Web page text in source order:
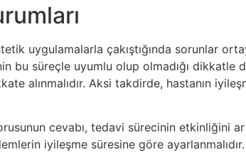
uygulamalarla çakıştığında sorunlar
bu süreçle uyumlu olup olmadığı dikkatle
alınmalıdır. Aksi takdirde, hastanın
cevabı, tedavi sürecinin etkinliğini
iyileşme süresine göre